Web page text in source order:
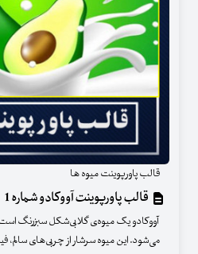
قالب پاورپوینت میوه ها
قالب پاورپوینت آووکادو شماره 1
آووکادو یک میوه‌ی گلابی‌شکل سبزرنگ
می‌شود. این میوه سرشار از چربی‌های